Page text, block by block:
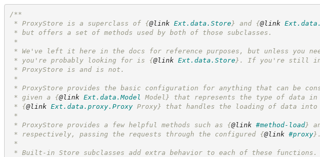
/**
* ProxyStore is a superclass of {@link Ext.data.Store} and {@link
* but offers a set of methods used by both of those subclasses.
*
* We've left it here in the docs for reference purposes, but unless you
* you're probably looking for is {@link Ext.data.Store} . If you're still
* ProxyStore is and is not.
*
* ProxyStore provides the basic configuration for anything that can be
* given a {@link Ext.data.Model Model} that represents the type of data in
* {@link Ext.data.proxy.Proxy Proxy} that handles the loading of data into
*
* ProxyStore provides a few helpful methods such as {@link #method-load}
* respectively, passing the requests through the configured {@link #proxy} .
*
* Built-in Store subclasses add extra behavior to each of these functions.